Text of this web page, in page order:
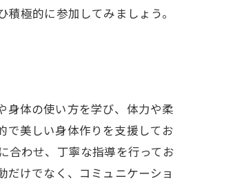
極的に参加してみましょう。
身体の使い方を学び、体力や柔
で美しい身体作りを支援してお
合わせ、丁寧な指導を行ってお
だけでなく、コミュニケーショ